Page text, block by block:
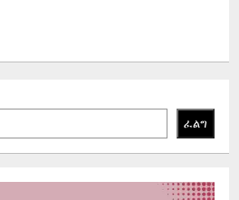
ፈልግ